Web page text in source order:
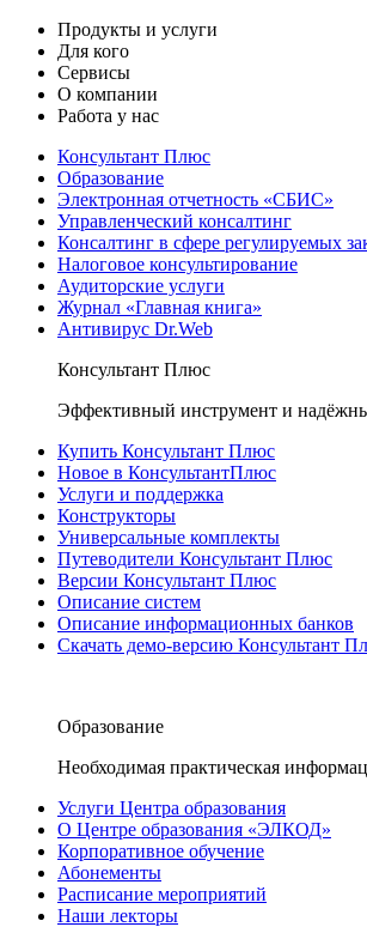
Продукты и услуги
Для кого
Сервисы
О компании
Работа у нас
Консультант Плюс
Образование
Электронная отчетность «СБИС»
Управленческий консалтинг
Консалтинг в сфере регулируемых
Налоговое консультирование
Аудиторские услуги
Журнал «Главная книга»
Антивирус Dr.Web
Консультант Плюс
Эффективный инструмент и
Купить Консультант Плюс
Новое в КонсультантПлюс
Услуги и поддержка
Конструкторы
Универсальные комплекты
Путеводители Консультант Плюс
Версии Консультант Плюс
Описание систем
Описание информационных банков
Скачать демо-версию Консультант
Образование
Необходимая практическая
Услуги Центра образования
О Центре образования «ЭЛКОД»
Корпоративное обучение
Абонементы
Расписание мероприятий
Наши лекторы